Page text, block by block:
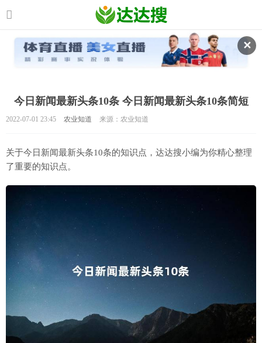
✕
今日新闻最新头条10条 今日新闻最新头条10条简短
2022-07-01 23:45 农业知道 来源：农业知道
关于今日新闻最新头条10条的知识点，达达搜小编为你精心整理
了重要的知识点。